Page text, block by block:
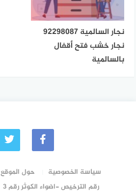
نجار السالمية 92298087
نجار خشب فتح أقفال
بالسالمية
سياسة الخصوصية حول الموقع
رقم الترخيص -اضواء الكوثر رقم 3